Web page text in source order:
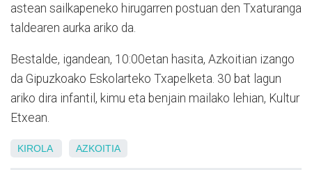
astean sailkapeneko hirugarren postuan den Txaturanga
taldearen aurka ariko da.
Bestalde, igandean, 10:00etan hasita, Azkoitian izango
da Gipuzkoako Eskolarteko Txapelketa. 30 bat lagun
ariko dira infantil, kimu eta benjain mailako lehian, Kultur
Etxean.
KIROLA AZKOITIA